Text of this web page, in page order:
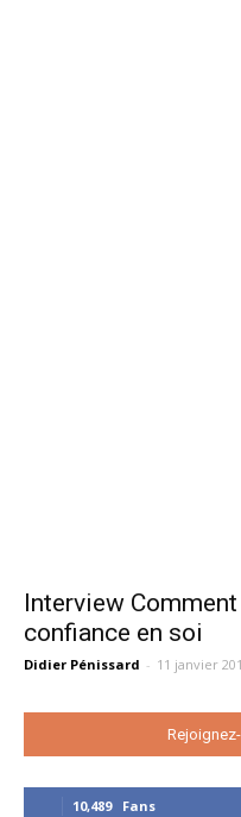
Interview
confiance en soi
Didier Pénissard - 11 janvier
10,489 Fans